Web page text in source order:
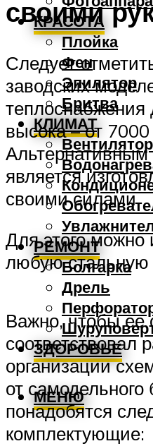
КРАСОТА
Плойка
Фен
Эпилятор
Бритва
КЛИМАТ
Вентилятор
РЕМОНТ
Болгарка
Дрель
ЗДОРОВЬЕ
МЕНЮ
своими
Следует
заводских
теплоснабжения
высока – от
Альтернативным
является
своими силами.
Для этого можно
любую стальную
Важно, чтобы ее
соответствовал
организации
от самодельного
понадобятся
комплектующие: